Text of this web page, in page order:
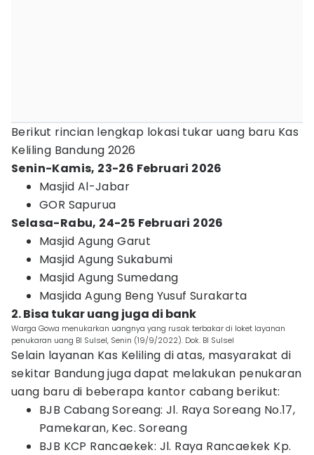
Berikut rincian lengkap lokasi tukar uang baru Kas
Keliling Bandung 2026
Senin-Kamis, 23-26 Februari 2026
Masjid Al-Jabar
GOR Sapurua
Selasa-Rabu, 24-25 Februari 2026
Masjid Agung Garut
Masjid Agung Sukabumi
Masjid Agung Sumedang
Masjida Agung Beng Yusuf Surakarta
2. Bisa tukar uang juga di bank
Warga Gowa menukarkan uangnya yang rusak terbakar di loket layanan
penukaran uang BI Sulsel, Senin (19/9/2022). Dok. BI Sulsel
Selain layanan Kas Keliling di atas, masyarakat di
sekitar Bandung juga dapat melakukan penukaran
uang baru di beberapa kantor cabang berikut:
BJB Cabang Soreang: Jl. Raya Soreang No.17,
Pamekaran, Kec. Soreang
BJB KCP Rancaekek: Jl. Raya Rancaekek Kp.